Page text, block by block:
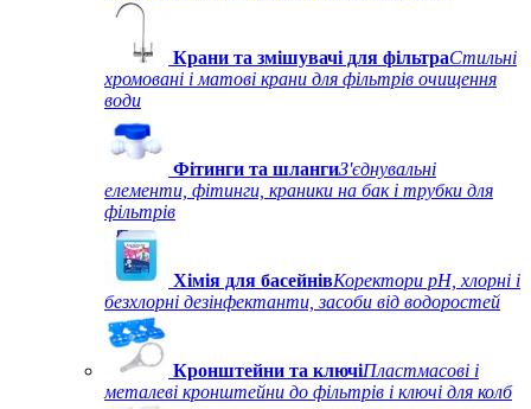
Крани та змішувачі для фільтраСтильні
хромовані і матові крани для фільтрів очищення
води
Фітинги та шлангиЗ'єднувальні
елементи, фітинги, краники на бак і трубки для
фільтрів
Хімія для басейнівКоректори рН, хлорні і
безхлорні дезінфектанти, засоби від водоростей
Кронштейни та ключіПластмасові і
металеві кронштейни до фільтрів і ключі для колб